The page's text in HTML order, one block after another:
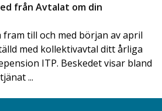
från Avtalat om din
fram till och med början av april
med kollektivavtal ditt årliga
ITP. Beskedet visar bland
...